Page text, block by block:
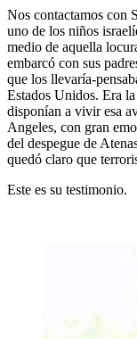
Nos contactamos con
uno de los niños
medio de aquella
embarcó con sus
que los llevaría-
Estados Unidos. Era
disponían a vivir esa
Angeles, con gran
del despegue de
quedó claro que
Este es su testimonio.